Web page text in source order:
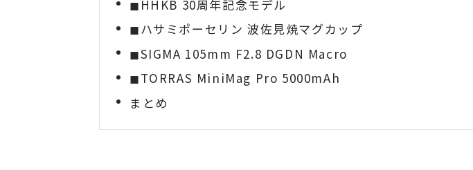
◼︎HHKB 30周年記念モデル
◼︎ハサミポーセリン 波佐見焼マグカップ
◼︎SIGMA 105mm F2.8 DGDN Macro
◼︎TORRAS MiniMag Pro 5000mAh
まとめ